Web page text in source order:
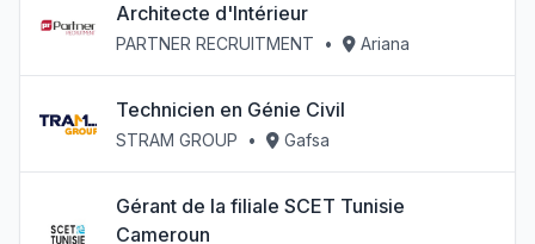
Architecte d'Intérieur
PARTNER RECRUITMENT • Ariana
Technicien en Génie Civil
STRAM GROUP • Gafsa
Gérant de la filiale SCET Tunisie
Cameroun